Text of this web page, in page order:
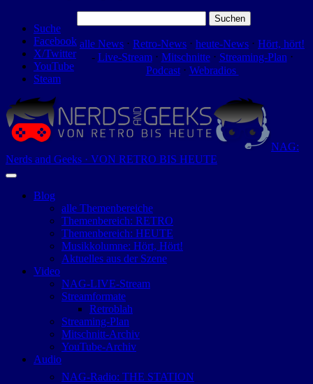
Suche
Facebook
X/Twitter
YouTube
Steam
nach:
alle News ⋅ Retro-News ⋅ heute-News ⋅ Hört, hört!
- Live-Stream⋅ Mitschnitte⋅ Streaming-Plan ⋅
Podcast⋅ Webradios
NAG:
Nerds and Geeks · VON RETRO BIS HEUTE
Blog
alle Themenbereiche
Themenbereich: RETRO
Themenbereich: HEUTE
Musikkolumne: Hört, Hört!
Aktuelles aus der Szene
Video
NAG-LIVE-Stream
Streamformate
Retroblah
Streaming-Plan
Mitschnitt-Archiv
YouTube-Archiv
Audio
NAG-Radio: THE STATION